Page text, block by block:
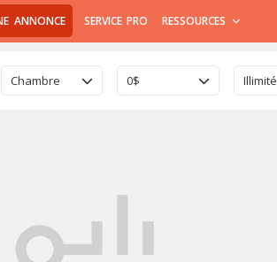
ANNONCE SERVICE PRO RESSOURCES
Chambre 0$ Illimité